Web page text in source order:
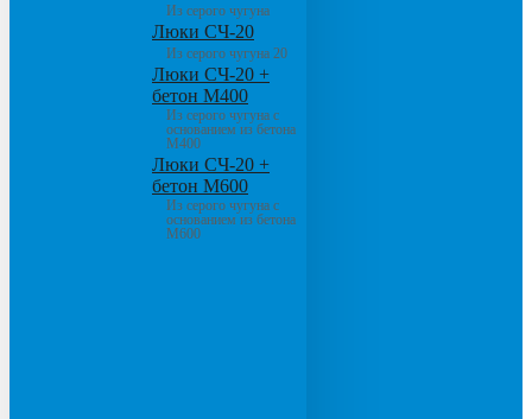
Из серого чугуна
Люки СЧ-20
Из серого чугуна 20
Люки СЧ-20 +
бетон М400
Из серого чугуна с
основанием из бетона
М400
Люки СЧ-20 +
бетон М600
Из серого чугуна с
основанием из бетона
М600